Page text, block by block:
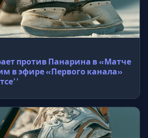
против Панарина в «Матче
в эфире «Первого канала»